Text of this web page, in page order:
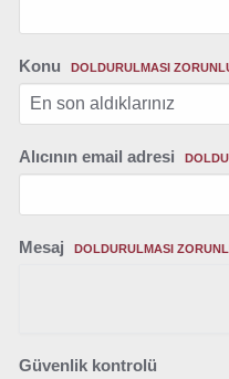
Konu DOLDURULMASI
Alıcının email adresi
Mesaj DOLDURULMASI
Güvenlik kontrolü